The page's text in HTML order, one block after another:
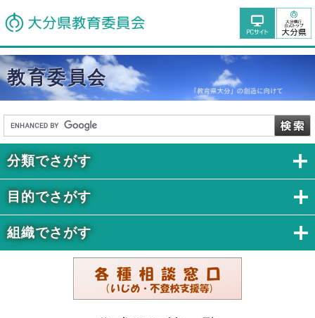
教育委員会
分類でさがす
目的でさがす
組織でさがす